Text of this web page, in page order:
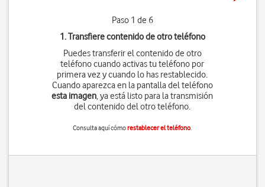
Paso 1 de 6
1. Transfiere contenido de otro teléfono
Puedes transferir el contenido de otro
teléfono cuando activas tu teléfono por
primera vez y cuando lo has restablecido.
Cuando aparezca en la pantalla del teléfono
esta imagen, ya está listo para la transmisión
del contenido del otro teléfono.
Consulta aquí cómorestablecer el teléfono.